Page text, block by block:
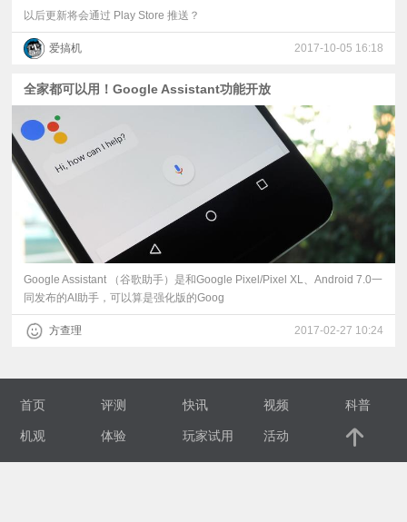
讯
评
测
视
频
科
普
题
以后更新将会通过 Play Store 推送？
爱搞机 2017-10-05 16:18
全家都可以用！Google Assistant功能开放
Google Assistant （谷歌助手）是和Google Pixel/Pixel XL、Android 7.0一
同发布的AI助手，可以算是强化版的Goog
方查理 2017-02-27 10:24
首页 评测 快讯 视频 科普
机观 体验 玩家试用 活动